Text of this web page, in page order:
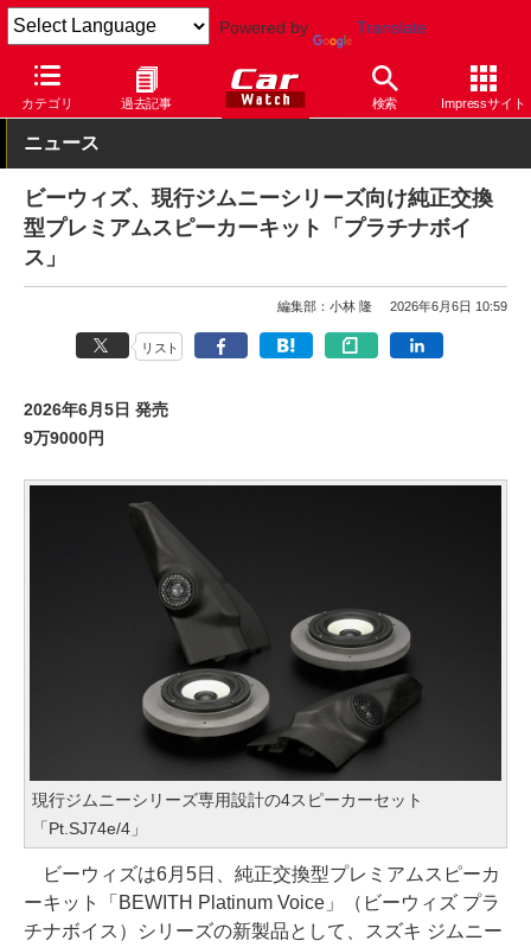
Powered by Translate
カテゴリ 過去記事 検索 Impressサイト
Car Watch 自動車 スズキ ジムニー
ニュース
ビーウィズ、現行ジムニーシリーズ向け純正交換
型プレミアムスピーカーキット「プラチナボイ
ス」
編集部：小林 隆 2026年6月6日 10:59
リスト
2026年6月5日 発売
9万9000円
現行ジムニーシリーズ専用設計の4スピーカーセット
「Pt.SJ74e/4」
ビーウィズは6月5日、純正交換型プレミアムスピーカ
ーキット「BEWITH Platinum Voice」（ビーウィズ プラ
チナボイス）シリーズの新製品として、スズキ ジムニー